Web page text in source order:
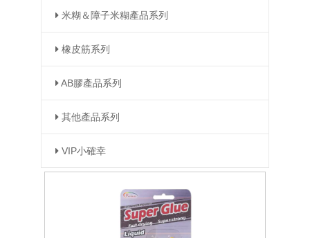
米糊＆障子米糊產品系列
橡皮筋系列
AB膠產品系列
其他產品系列
VIP小確幸